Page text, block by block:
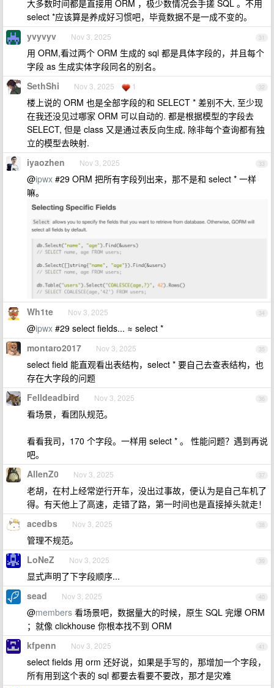
大多数时间都是直接用 ORM ，极少数情况会手搓 SQL 。不用
select *应该算是养成好习惯吧，毕竟数据不是一成不变的。
31
yvyvyv Nov 3, 2025
用 ORM,看过两个 ORM 生成的 sql 都是具体字段的，并且每个
字段 as 生成实体字段同名的别名。
32
SethShi Nov 3, 2025 1
楼上说的 ORM 也是全部字段的和 SELECT * 差别不大, 至少现
在我还没见过哪家 ORM 可以自动的. 都是根据模型的字段去
SELECT, 但是 class 又是通过表反向生成, 除非每个查询都有独
立的模型去映射.
33
iyaozhen Nov 3, 2025
@ipwx #29 ORM 把所有字段列出来，那不是和 select * 一样
嘛。
34
Wh1te Nov 3, 2025
@ipwx #29 select fields... ≈ select *
35
montaro2017 Nov 3, 2025
select field 能直观看出表结构，select * 要自己去查表结构，也
存在大字段的问题
36
Felldeadbird Nov 3, 2025
看场景，看团队规范。
看看我司，170 个字段。一样用 select * 。 性能问题？遇到再说
吧。
37
AllenZ0 Nov 3, 2025
老胡，在村上经常逆行开车，没出过事故，便认为是自己车机了
得。有天他上了高速，走错了路，第一时间也是直接掉头就走！
38
acedbs Nov 3, 2025
管理不规范。
39
LoNeZ Nov 3, 2025
显式声明了下字段顺序...
40
sead Nov 3, 2025
@members 看场景吧，数据量大的时候，原生 SQL 完爆 ORM
；就像 clickhouse 你根本找不到 ORM
41
kfpenn Nov 3, 2025
select fields 用 orm 还好说，如果是手写的，那增加一个字段，
所有用到这个表的 sql 都要去看要不要改，那才是灾难